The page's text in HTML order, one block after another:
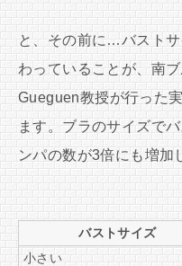
と、その前に…バスト
わっていることが、南
Gueguen教授が行った
ます。ブラのサイズで
ンパの数が3倍にも増加
バストサイズ
小さい